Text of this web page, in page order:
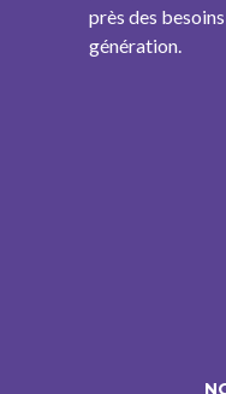
près des
génération.